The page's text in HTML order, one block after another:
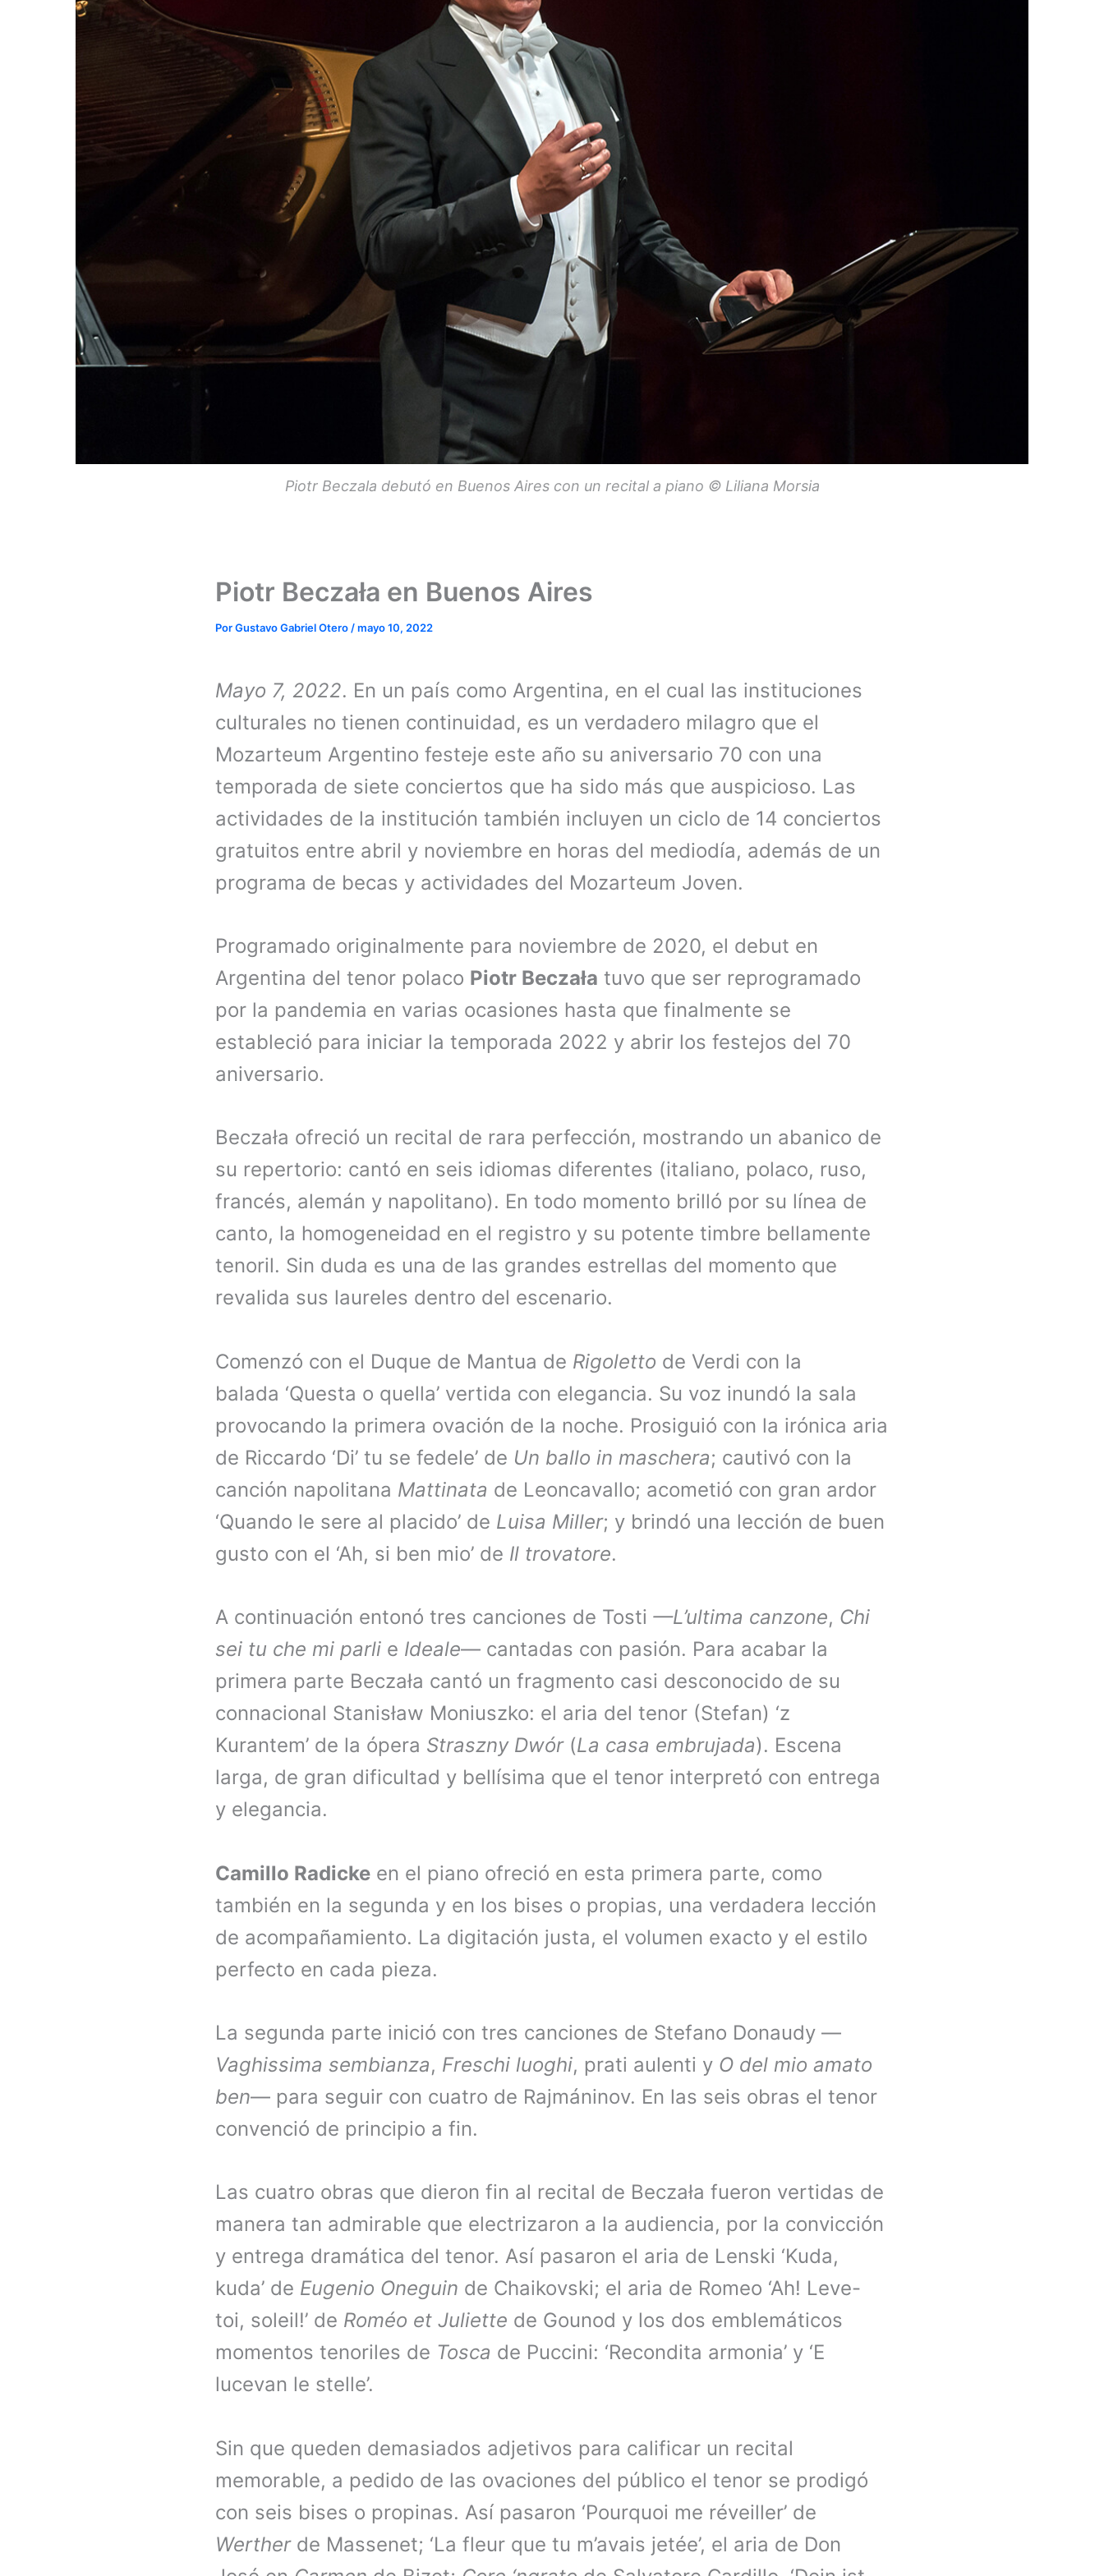
Piotr Beczala debutó en Buenos Aires con un recital a piano © Liliana Morsia
Piotr Beczała en Buenos Aires
PorGustavo Gabriel Otero /mayo 10, 2022
Mayo 7, 2022. En un país como Argentina, en el cual las instituciones
culturales no tienen continuidad, es un verdadero milagro que el
Mozarteum Argentino festeje este año su aniversario 70 con una
temporada de siete conciertos que ha sido más que auspicioso. Las
actividades de la institución también incluyen un ciclo de 14 conciertos
gratuitos entre abril y noviembre en horas del mediodía, además de un
programa de becas y actividades del Mozarteum Joven.
Programado originalmente para noviembre de 2020, el debut en
Argentina del tenor polaco Piotr Beczała tuvo que ser reprogramado
por la pandemia en varias ocasiones hasta que finalmente se
estableció para iniciar la temporada 2022 y abrir los festejos del 70
aniversario.
Beczała ofreció un recital de rara perfección, mostrando un abanico de
su repertorio: cantó en seis idiomas diferentes (italiano, polaco, ruso,
francés, alemán y napolitano). En todo momento brilló por su línea de
canto, la homogeneidad en el registro y su potente timbre bellamente
tenoril. Sin duda es una de las grandes estrellas del momento que
revalida sus laureles dentro del escenario.
Comenzó con el Duque de Mantua de Rigoletto de Verdi con la
balada ‘Questa o quella’ vertida con elegancia. Su voz inundó la sala
provocando la primera ovación de la noche. Prosiguió con la irónica aria
de Riccardo ‘Di’ tu se fedele’ de Un ballo in maschera; cautivó con la
canción napolitana Mattinata de Leoncavallo; acometió con gran ardor
‘Quando le sere al placido’ de Luisa Miller; y brindó una lección de buen
gusto con el ‘Ah, si ben mio’ de Il trovatore.
A continuación entonó tres canciones de Tosti —L’ultima canzone, Chi
sei tu che mi parli e Ideale— cantadas con pasión. Para acabar la
primera parte Beczała cantó un fragmento casi desconocido de su
connacional Stanisław Moniuszko: el aria del tenor (Stefan) ‘z
Kurantem’ de la ópera Straszny Dwór(La casa embrujada). Escena
larga, de gran dificultad y bellísima que el tenor interpretó con entrega
y elegancia.
Camillo Radicke en el piano ofreció en esta primera parte, como
también en la segunda y en los bises o propias, una verdadera lección
de acompañamiento. La digitación justa, el volumen exacto y el estilo
perfecto en cada pieza.
La segunda parte inició con tres canciones de Stefano Donaudy —
Vaghissima sembianza, Freschi luoghi, prati aulenti y O del mio amato
ben— para seguir con cuatro de Rajmáninov. En las seis obras el tenor
convenció de principio a fin.
Las cuatro obras que dieron fin al recital de Beczała fueron vertidas de
manera tan admirable que electrizaron a la audiencia, por la convicción
y entrega dramática del tenor. Así pasaron el aria de Lenski ‘Kuda,
kuda’ de Eugenio Oneguin de Chaikovski; el aria de Romeo ‘Ah! Leve-
toi, soleil!’ de Roméo et Juliette de Gounod y los dos emblemáticos
momentos tenoriles de Tosca de Puccini: ‘Recondita armonia’ y ‘E
lucevan le stelle’.
Sin que queden demasiados adjetivos para calificar un recital
memorable, a pedido de las ovaciones del público el tenor se prodigó
con seis bises o propinas. Así pasaron ‘Pourquoi me réveiller’ de
Wertherde Massenet; ‘La fleur que tu m’avais jetée’, el aria de Don